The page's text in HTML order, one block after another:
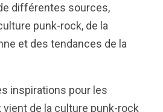
différentes sources,
punk-rock, de la
et des tendances de la
inspirations pour les
de la culture punk-rock